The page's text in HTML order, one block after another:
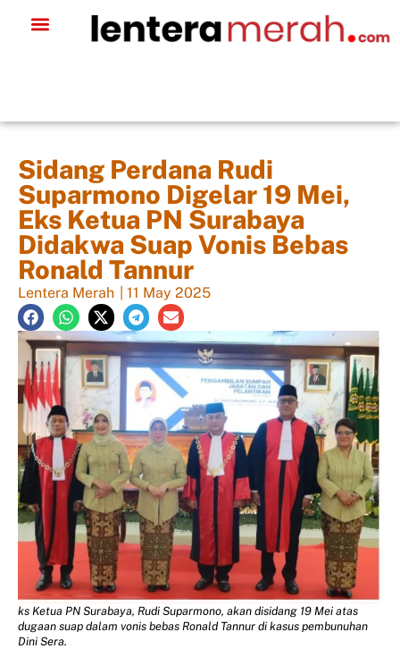
Sidang Perdana Rudi
Suparmono Digelar 19 Mei,
Eks Ketua PN Surabaya
Didakwa Suap Vonis Bebas
Ronald Tannur
Lentera Merah 11 May 2025
ks Ketua PN Surabaya, Rudi Suparmono, akan disidang 19 Mei atas
dugaan suap dalam vonis bebas Ronald Tannur di kasus pembunuhan
Dini Sera.